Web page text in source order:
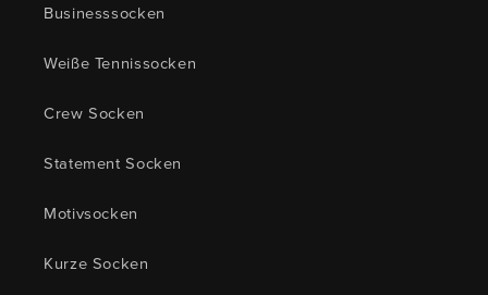
Businesssocken
Weiße Tennissocken
Crew Socken
Statement Socken
Motivsocken
Kurze Socken